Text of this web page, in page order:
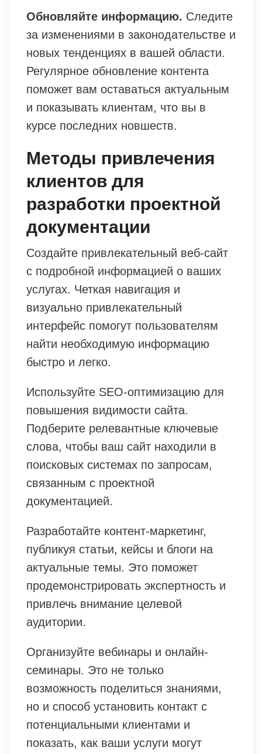
Обновляйте информацию. Следите
за изменениями в законодательстве и
новых тенденциях в вашей области.
Регулярное обновление контента
поможет вам оставаться актуальным
и показывать клиентам, что вы в
курсе последних новшеств.
Методы привлечения
клиентов для
разработки проектной
документации
Создайте привлекательный веб-сайт
с подробной информацией о ваших
услугах. Четкая навигация и
визуально привлекательный
интерфейс помогут пользователям
найти необходимую информацию
быстро и легко.
Используйте SEO-оптимизацию для
повышения видимости сайта.
Подберите релевантные ключевые
слова, чтобы ваш сайт находили в
поисковых системах по запросам,
связанным с проектной
документацией.
Разработайте контент-маркетинг,
публикуя статьи, кейсы и блоги на
актуальные темы. Это поможет
продемонстрировать экспертность и
привлечь внимание целевой
аудитории.
Организуйте вебинары и онлайн-
семинары. Это не только
возможность поделиться знаниями,
но и способ установить контакт с
потенциальными клиентами и
показать, как ваши услуги могут